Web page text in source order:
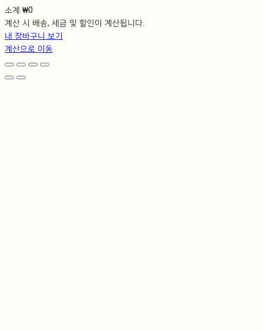
장
바
구
니
에
소계 ₩0
계산 시 배송, 세금 및 할인이 계산됩니다.
내 장바구니 보기
계산으로 이동